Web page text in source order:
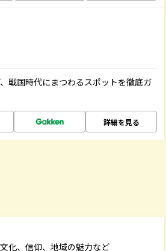
戦国時代にまつわるスポットを徹底ガ
詳細を見る
化、信仰、地域の魅力など